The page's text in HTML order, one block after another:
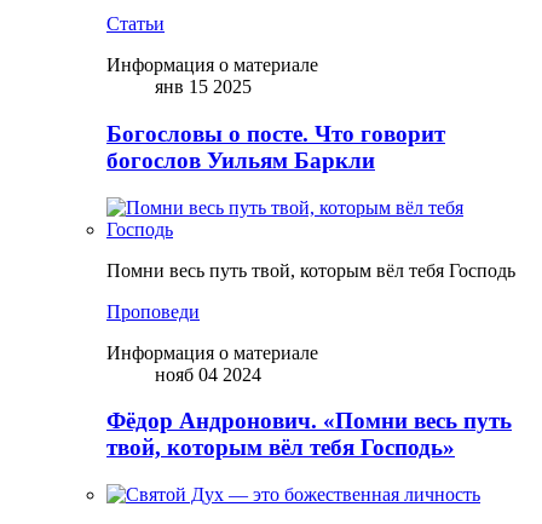
Статьи
Информация о материале
янв 15 2025
Богословы о посте. Что говорит
богослов Уильям Баркли
Помни весь путь твой, которым вёл тебя Господь
Проповеди
Информация о материале
нояб 04 2024
Фёдор Андронович. «Помни весь путь
твой, которым вёл тебя Господь»